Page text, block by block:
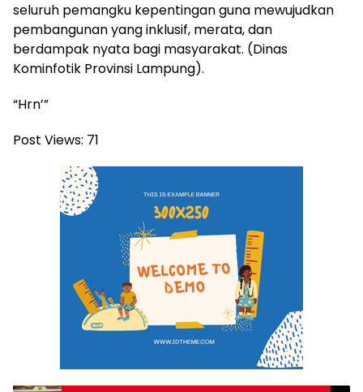
seluruh pemangku kepentingan guna mewujudkan
pembangunan yang inklusif, merata, dan
berdampak nyata bagi masyarakat. (Dinas
Kominfotik Provinsi Lampung).
“Hrn’”
Post Views: 71